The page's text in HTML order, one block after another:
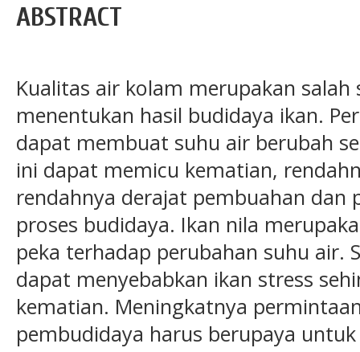
ABSTRACT
Kualitas air kolam merupakan
menentukan hasil budidaya ikan.
dapat membuat suhu air berubah
ini dapat memicu kematian,
rendahnya derajat pembuahan dan
proses budidaya. Ikan nila
peka terhadap perubahan suhu air.
dapat menyebabkan ikan stress
kematian. Meningkatnya
pembudidaya harus berupaya